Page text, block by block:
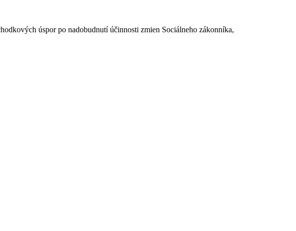
úspor po nadobudnutí účinnosti zmien Sociálneho zákonníka,